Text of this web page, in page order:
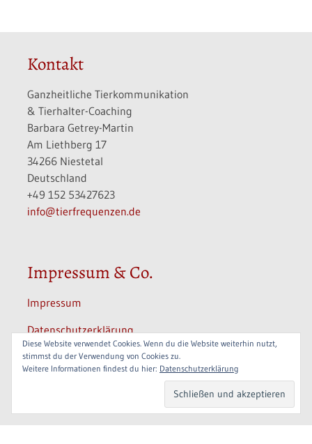
Kontakt
Ganzheitliche Tierkommunikation
& Tierhalter-Coaching
Barbara Getrey-Martin
Am Liethberg 17
34266 Niestetal
Deutschland
+49 152 53427623
info@tierfrequenzen.de
Impressum & Co.
Impressum
Datenschutzerklärung
Informationen
Widerrufsbelehrung / Widerrufsrecht
Diese Website verwendet Cookies. Wenn du die Website weiterhin nutzt,
stimmst du der Verwendung von Cookies zu.
Weitere Informationen findest du hier: Datenschutzerklärung